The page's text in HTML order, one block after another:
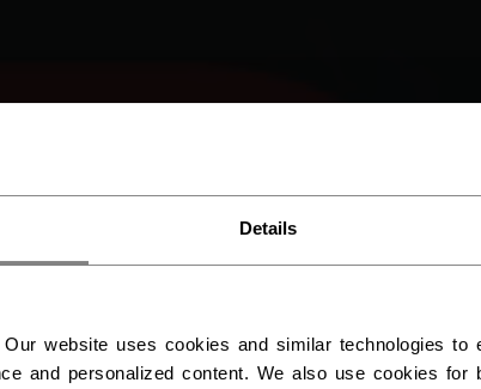
Details
website uses cookies and similar technologies to
and personalized content. We also use cookies for